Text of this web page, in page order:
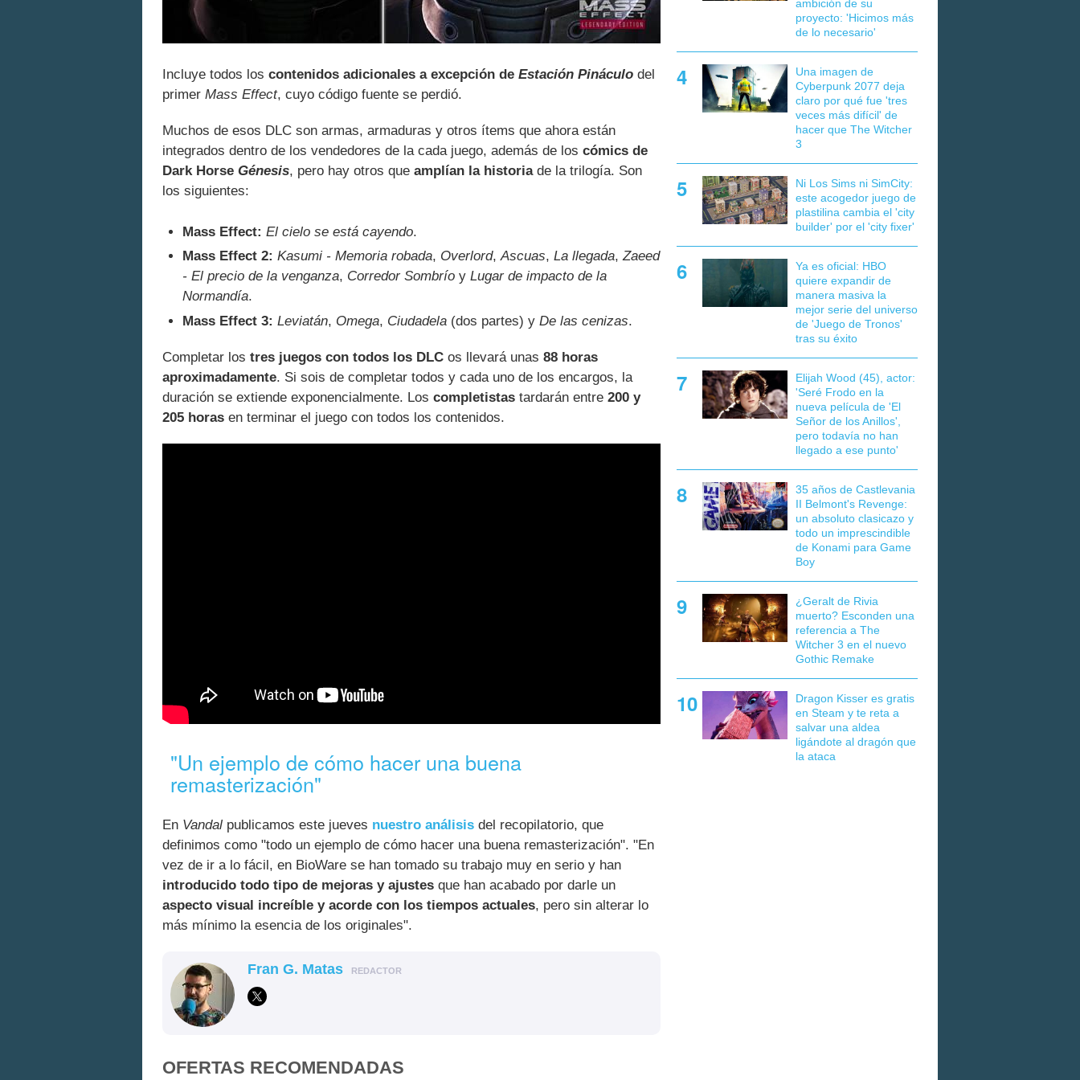
Incluye todos los contenidos adicionales a excepción de Estación Pináculo del
primer Mass Effect, cuyo código fuente se perdió.
Muchos de esos DLC son armas, armaduras y otros ítems que ahora están
integrados dentro de los vendedores de la cada juego, además de los cómics de
Dark Horse Génesis, pero hay otros que amplían la historiade la trilogía. Son
los siguientes:
Mass Effect: El cielo se está cayendo.
Mass Effect 2: Kasumi - Memoria robada, Overlord,Ascuas, La llegada,Zaeed
- El precio de la venganza, Corredor Sombrío y Lugar de impacto de la
Normandía.
Mass Effect 3: Leviatán, Omega, Ciudadela (dos partes) y De las cenizas.
Completar los tres juegos con todos los DLC os llevará unas 88 horas
aproximadamente. Si sois de completar todos y cada uno de los encargos, la
duración se extiende exponencialmente. Los completistas tardarán entre 200 y
205 horas en terminar el juego con todos los contenidos.
"Un ejemplo de cómo hacer una buena
remasterización"
En Vandal publicamos este jueves nuestro análisis del recopilatorio, que
definimos como "todo un ejemplo de cómo hacer una buena remasterización". "En
vez de ir a lo fácil, en BioWare se han tomado su trabajo muy en serio y han
introducido todo tipo de mejoras y ajustes que han acabado por darle un
aspecto visual increíble y acorde con los tiempos actuales, pero sin alterar lo
más mínimo la esencia de los originales".
Fran G. Matas REDACTOR
OFERTAS RECOMENDADAS
ambición de su
proyecto: 'Hicimos más
de lo necesario'
Una imagen de
Cyberpunk 2077 deja
claro por qué fue 'tres
veces más difícil' de
hacer que The Witcher
3
Ni Los Sims ni SimCity:
este acogedor juego de
plastilina cambia el 'city
builder' por el 'city fixer'
Ya es oficial: HBO
quiere expandir de
manera masiva la
mejor serie del universo
de 'Juego de Tronos'
tras su éxito
Elijah Wood (45), actor:
'Seré Frodo en la
nueva película de 'El
Señor de los Anillos',
pero todavía no han
llegado a ese punto'
35 años de Castlevania
II Belmont's Revenge:
un absoluto clasicazo y
todo un imprescindible
de Konami para Game
Boy
¿Geralt de Rivia
muerto? Esconden una
referencia a The
Witcher 3 en el nuevo
Gothic Remake
Dragon Kisser es gratis
en Steam y te reta a
salvar una aldea
ligándote al dragón que
la ataca